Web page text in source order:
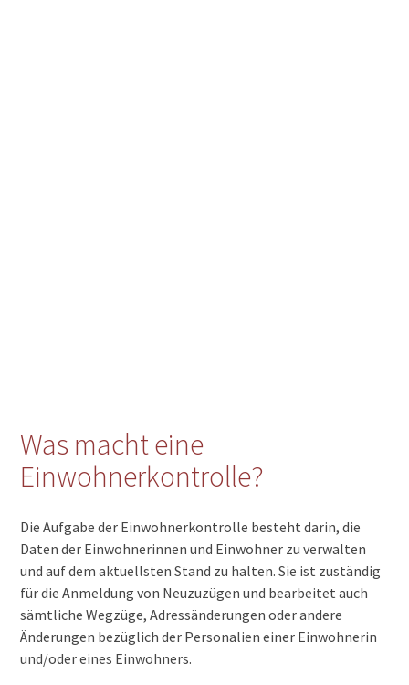
Was macht eine
Einwohnerkontrolle?
Die Aufgabe der Einwohnerkontrolle besteht darin, die
Daten der Einwohnerinnen und Einwohner zu verwalten
und auf dem aktuellsten Stand zu halten. Sie ist zuständig
für die Anmeldung von Neuzuzügen und bearbeitet auch
sämtliche Wegzüge, Adressänderungen oder andere
Änderungen bezüglich der Personalien einer Einwohnerin
und/oder eines Einwohners.